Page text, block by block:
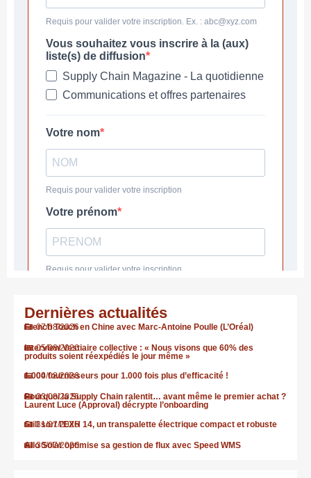
Dernières actualités
07/08/2026
French Touch en Chine avec Marc-Antoine Poulle (L’Oréal)
05/08/2026
Interview Vestiaire collective : « Nous visons que 60% des
produits soient réexpédiés le jour même »
04/08/2026
1.000 fournisseurs pour 1.000 fois plus d’efficacité !
03/08/2026
Pourquoi la Supply Chain ralentit… avant même le premier achat ?
Laurent Luce (Approval) décrypte l’onboarding
31/07/2026
Still sort l’EXH 14, un transpalette électrique compact et robuste
30/07/2026
Allo Solar optimise sa gestion de flux avec Speed WMS